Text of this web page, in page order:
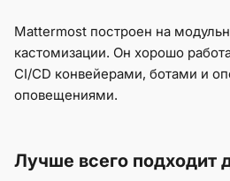
Mattermost построен на
кастомизации. Он хорошо
CI/CD конвейерами, ботами и
оповещениями.
Лучше всего подходит